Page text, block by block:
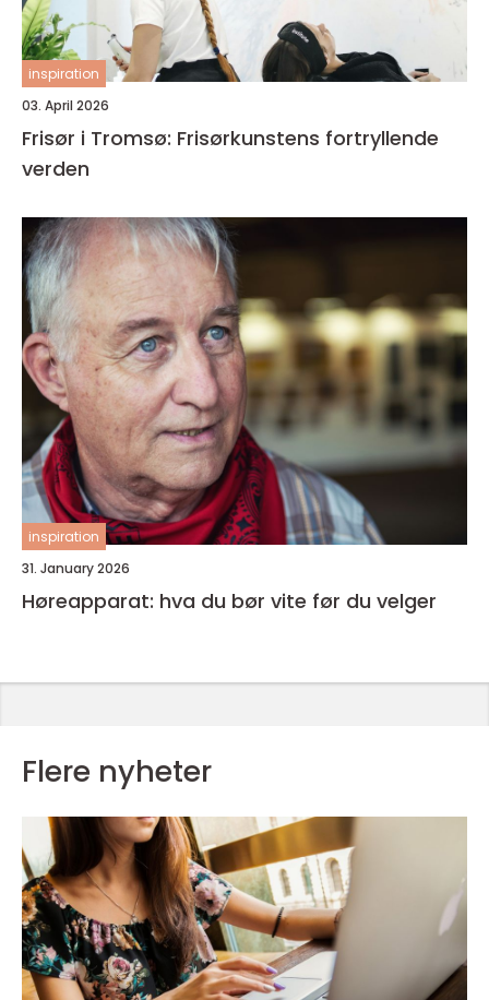
inspiration
03. April 2026
Frisør i Tromsø: Frisørkunstens fortryllende
verden
inspiration
31. January 2026
Høreapparat: hva du bør vite før du velger
Flere nyheter